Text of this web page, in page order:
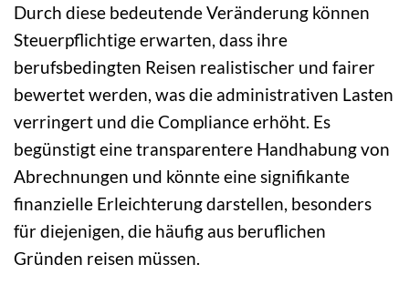
Durch diese bedeutende Veränderung können
Steuerpflichtige erwarten, dass ihre
berufsbedingten Reisen realistischer und fairer
bewertet werden, was die administrativen Lasten
verringert und die Compliance erhöht. Es
begünstigt eine transparentere Handhabung von
Abrechnungen und könnte eine signifikante
finanzielle Erleichterung darstellen, besonders
für diejenigen, die häufig aus beruflichen
Gründen reisen müssen.